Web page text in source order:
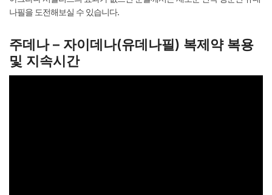
나필을 도전해보실 수 있습니다.
주데나 – 자이데나(유데나필) 복제약 복용
및 지속시간